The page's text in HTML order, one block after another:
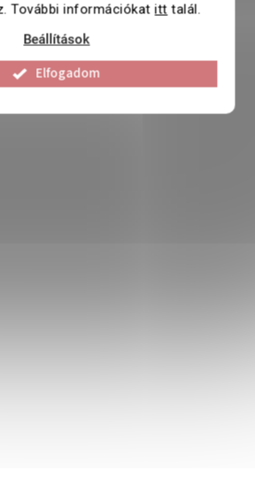
További információkatitt talál.
Beállítások
Elfogadom